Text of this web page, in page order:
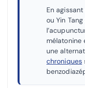
En
ou Yin
mélatonine
une
chroniques